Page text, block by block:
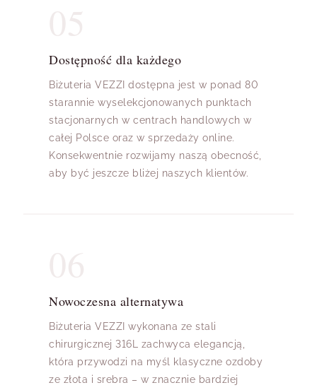
Dostępność dla każdego
Biżuteria VEZZI dostępna jest w ponad 80
starannie wyselekcjonowanych punktach
stacjonarnych w centrach handlowych w
całej Polsce oraz w sprzedaży online.
Konsekwentnie rozwijamy naszą obecność,
aby być jeszcze bliżej naszych klientów.
Nowoczesna alternatywa
Biżuteria VEZZI wykonana ze stali
chirurgicznej 316L zachwyca elegancją,
która przywodzi na myśl klasyczne ozdoby
ze złota i srebra – w znacznie bardziej